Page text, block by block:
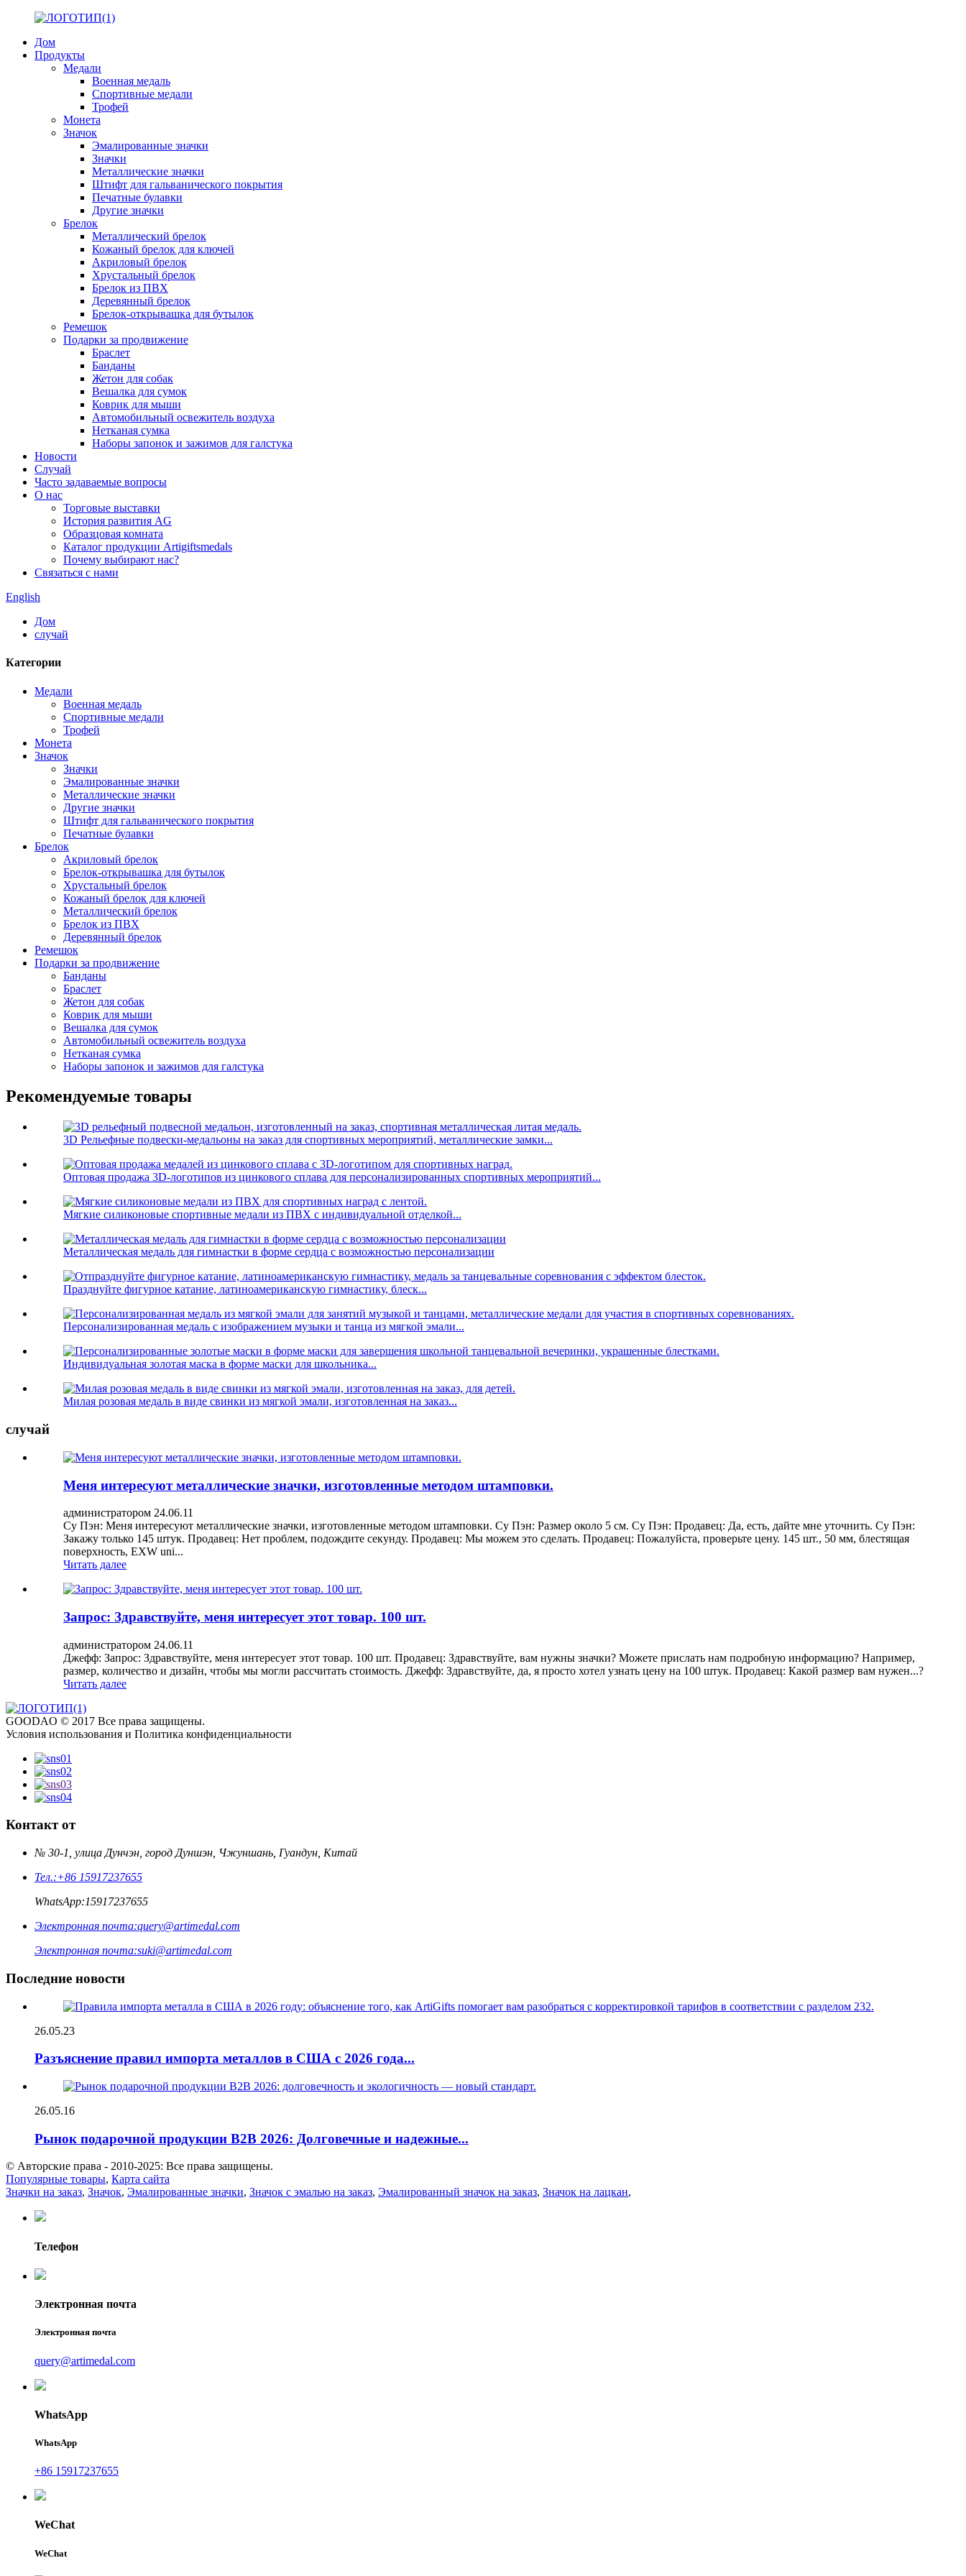
Дом
Продукты
Медали
Военная медаль
Спортивные медали
Трофей
Монета
Значок
Эмалированные значки
Значки
Металлические значки
Штифт для гальванического покрытия
Печатные булавки
Другие значки
Брелок
Металлический брелок
Кожаный брелок для ключей
Акриловый брелок
Хрустальный брелок
Брелок из ПВХ
Деревянный брелок
Брелок-открывашка для бутылок
Ремешок
Подарки за продвижение
Браслет
Банданы
Жетон для собак
Вешалка для сумок
Коврик для мыши
Автомобильный освежитель воздуха
Нетканая сумка
Наборы запонок и зажимов для галстука
Новости
Случай
Часто задаваемые вопросы
О нас
Торговые выставки
История развития AG
Образцовая комната
Каталог продукции Artigiftsmedals
Почему выбирают нас?
Связаться с нами
English
Дом
случай
Категории
Медали
Военная медаль
Спортивные медали
Трофей
Монета
Значок
Значки
Эмалированные значки
Металлические значки
Другие значки
Штифт для гальванического покрытия
Печатные булавки
Брелок
Акриловый брелок
Брелок-открывашка для бутылок
Хрустальный брелок
Кожаный брелок для ключей
Металлический брелок
Брелок из ПВХ
Деревянный брелок
Ремешок
Подарки за продвижение
Банданы
Браслет
Жетон для собак
Коврик для мыши
Вешалка для сумок
Автомобильный освежитель воздуха
Нетканая сумка
Наборы запонок и зажимов для галстука
Рекомендуемые товары
3D Рельефные подвески-медальоны на заказ для спортивных мероприятий, металлические замки...
Оптовая продажа 3D-логотипов из цинкового сплава для персонализированных спортивных мероприятий...
Мягкие силиконовые спортивные медали из ПВХ с индивидуальной отделкой...
Металлическая медаль для гимнастки в форме сердца с возможностью персонализации
Празднуйте фигурное катание, латиноамериканскую гимнастику, блеск...
Персонализированная медаль с изображением музыки и танца из мягкой эмали...
Индивидуальная золотая маска в форме маски для школьника...
Милая розовая медаль в виде свинки из мягкой эмали, изготовленная на заказ...
случай
Меня интересуют металлические значки, изготовленные методом штамповки.
администратором 24.06.11
Су Пэн: Меня интересуют металлические значки, изготовленные методом штамповки. Су Пэн: Размер около 5 см. Су Пэн: Продавец: Да, есть, дайте мне уточнить. Су Пэн:
Закажу только 145 штук. Продавец: Нет проблем, подождите секунду. Продавец: Мы можем это сделать. Продавец: Пожалуйста, проверьте цену. 145 шт., 50 мм, блестящая
поверхность, EXW uni...
Читать далее
Запрос: Здравствуйте, меня интересует этот товар. 100 шт.
администратором 24.06.11
Джефф: Запрос: Здравствуйте, меня интересует этот товар. 100 шт. Продавец: Здравствуйте, вам нужны значки? Можете прислать нам подробную информацию? Например,
размер, количество и дизайн, чтобы мы могли рассчитать стоимость. Джефф: Здравствуйте, да, я просто хотел узнать цену на 100 штук. Продавец: Какой размер вам нужен...?
Читать далее
GOODAO © 2017 Все права защищены.
Условия использования и Политика конфиденциальности
Контакт от
№ 30-1, улица Дунчэн, город Дуншэн, Чжуншань, Гуандун, Китай
Тел.:+86 15917237655
WhatsApp:15917237655
Электронная почта:query@artimedal.com
Электронная почта:suki@artimedal.com
Последние новости
26.05.23
Разъяснение правил импорта металлов в США с 2026 года...
26.05.16
Рынок подарочной продукции B2B 2026: Долговечные и надежные...
© Авторские права - 2010-2025: Все права защищены.
Популярные товары, Карта сайта
Значки на заказ, Значок, Эмалированные значки, Значок с эмалью на заказ, Эмалированный значок на заказ, Значок на лацкан,
Телефон
Электронная почта
Электронная почта
query@artimedal.com
WhatsApp
WhatsApp
+86 15917237655
WeChat
WeChat